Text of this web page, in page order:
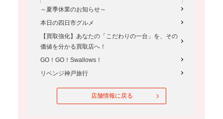
～夏季休業のお知らせ～
本日の四日市グルメ
【買取強化】あなたの「こだわりの一台」を、その
価値を分かる買取店へ！
GO！GO！Swallows！
リベンジ神戸旅行
店舗情報に戻る